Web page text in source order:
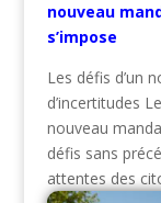
nouveau
s’impose
Les défis d’un
d’incertitudes
nouveau
défis sans
attentes des